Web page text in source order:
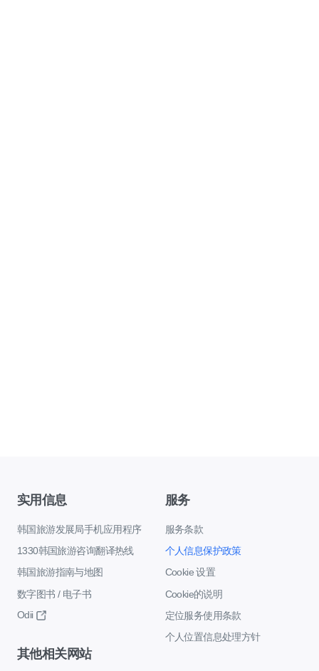
实用信息
韩国旅游发展局手机应用程序
1330韩国旅游咨询翻译热线
韩国旅游指南与地图
数字图书 / 电子书
Odii
服务
服务条款
个人信息保护政策
Cookie 设置
Cookie的说明
定位服务使用条款
个人位置信息处理方针
其他相关网站